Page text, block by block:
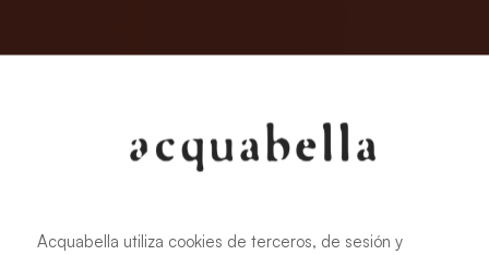
Acquabella utiliza cookies de terceros, de sesión y